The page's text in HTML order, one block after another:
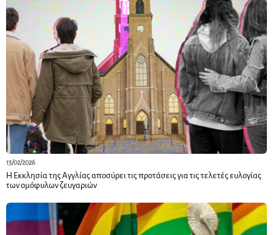
13/02/2026
Η Εκκλησία της Αγγλίας αποσύρει τις προτάσεις για τις τελετές ευλογίας
των ομόφυλων ζευγαριών